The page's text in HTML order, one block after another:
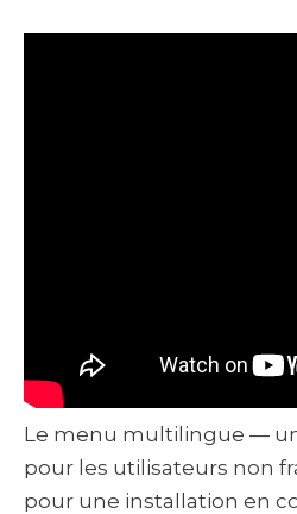
Le menu multilingue —
pour les utilisateurs non
pour une installation en